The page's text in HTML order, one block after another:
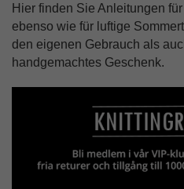
Hier finden Sie Anleitungen
ebenso wie für luftige
den eigenen Gebrauch als
handgemachtes Geschenk.